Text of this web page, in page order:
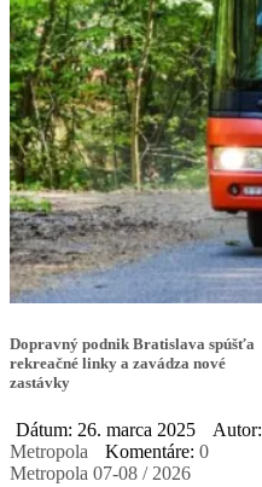
Dopravný podnik Bratislava spúšťa
rekreačné linky a zavádza nové
zastávky
Dátum: 26. marca 2025
Autor:
Metropola
Komentáre: 0
Metropola 07-08 / 2026